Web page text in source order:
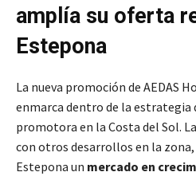
amplía su oferta
Estepona
La nueva promoción de AEDAS
enmarca dentro de la estrategia
promotora en la Costa del Sol.
con otros desarrollos en la
Estepona un mercado en